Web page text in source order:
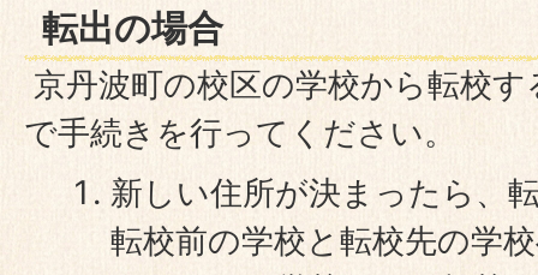
転出の場合
京丹波町の校区の学校から転校
で手続きを行ってください。
新しい住所が決まったら、
転校前の学校と転校先の学